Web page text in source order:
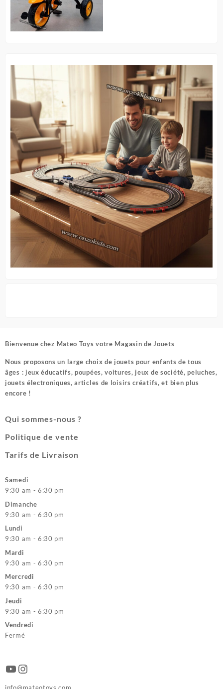
Bienvenue chez Mateo Toys votre Magasin de Jouets
Nous proposons un large choix de jouets pour enfants de tous
âges : jeux éducatifs, poupées, voitures, jeux de société, peluches,
jouets électroniques, articles de loisirs créatifs, et bien plus
encore !
Qui sommes-nous ?
Politique de vente
Tarifs de Livraison
Samedi
9:30 am - 6:30 pm
Dimanche
9:30 am - 6:30 pm
Lundi
9:30 am - 6:30 pm
Mardi
9:30 am - 6:30 pm
Mercredi
9:30 am - 6:30 pm
Jeudi
9:30 am - 6:30 pm
Vendredi
Fermé
YouTube
Instagram